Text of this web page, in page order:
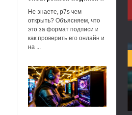
Не знаете, p7s чем
открыть? Объясняем, что
это за формат подписи и
как проверить его онлайн и
на ...